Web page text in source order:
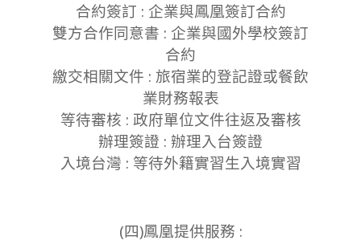
合約簽訂 : 企業與鳳凰簽訂合約
雙方合作同意書 : 企業與國外學校簽訂
合約
繳交相關文件 : 旅宿業的登記證或餐飲
業財務報表
等待審核 : 政府單位文件往返及審核
辦理簽證 : 辦理入台簽證
入境台灣 : 等待外籍實習生入境實習
(四)鳳凰提供服務 :